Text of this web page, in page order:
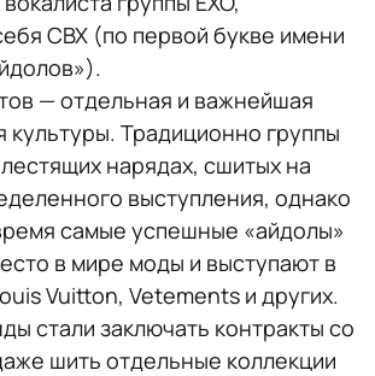
CBX (по первой букве имени
— отдельная и важнейшая
культуры. Традиционно группы
нарядах, сшитых на
выступления, однако
самые успешные «айдолы»
в мире моды и выступают в
Vuitton, Vetements и других.
стали заключать контракты со
шить отдельные коллекции